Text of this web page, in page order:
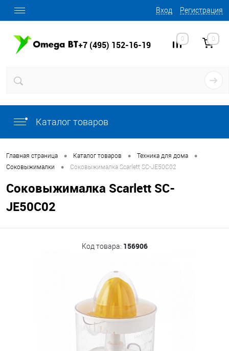
Вход Регистрация
+7 (495) 152-16-19
0 0
Каталог товаров
Главная страница • Каталог товаров • Техника для дома •
Соковыжималки • Соковыжималка Scarlett SC-JE50C02
Соковыжималка Scarlett SC-
JE50C02
Код товара: 156906